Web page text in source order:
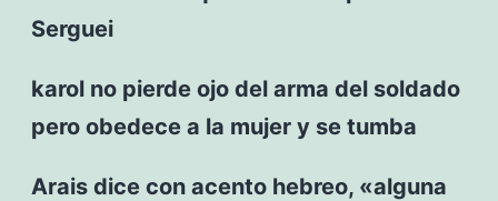
Serguei
karol no pierde ojo del arma del soldado
pero obedece a la mujer y se tumba
Arais dice con acento hebreo, «alguna